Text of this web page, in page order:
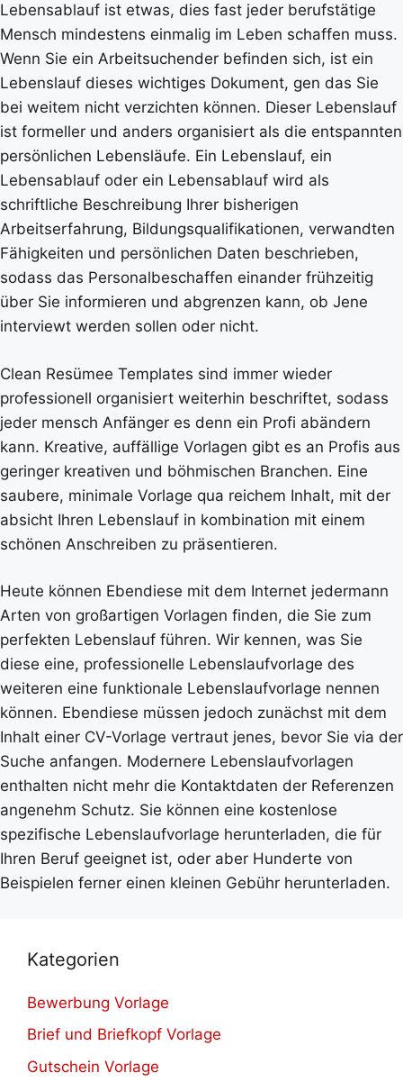
Lebensablauf ist etwas, dies fast jeder berufstätige
Mensch mindestens einmalig im Leben schaffen muss.
Wenn Sie ein Arbeitsuchender befinden sich, ist ein
Lebenslauf dieses wichtiges Dokument, gen das Sie
bei weitem nicht verzichten können. Dieser Lebenslauf
ist formeller und anders organisiert als die entspannten
persönlichen Lebensläufe. Ein Lebenslauf, ein
Lebensablauf oder ein Lebensablauf wird als
schriftliche Beschreibung Ihrer bisherigen
Arbeitserfahrung, Bildungsqualifikationen, verwandten
Fähigkeiten und persönlichen Daten beschrieben,
sodass das Personalbeschaffen einander frühzeitig
über Sie informieren und abgrenzen kann, ob Jene
interviewt werden sollen oder nicht.
Clean Resümee Templates sind immer wieder
professionell organisiert weiterhin beschriftet, sodass
jeder mensch Anfänger es denn ein Profi abändern
kann. Kreative, auffällige Vorlagen gibt es an Profis aus
geringer kreativen und böhmischen Branchen. Eine
saubere, minimale Vorlage qua reichem Inhalt, mit der
absicht Ihren Lebenslauf in kombination mit einem
schönen Anschreiben zu präsentieren.
Heute können Ebendiese mit dem Internet jedermann
Arten von großartigen Vorlagen finden, die Sie zum
perfekten Lebenslauf führen. Wir kennen, was Sie
diese eine, professionelle Lebenslaufvorlage des
weiteren eine funktionale Lebenslaufvorlage nennen
können. Ebendiese müssen jedoch zunächst mit dem
Inhalt einer CV-Vorlage vertraut jenes, bevor Sie via der
Suche anfangen. Modernere Lebenslaufvorlagen
enthalten nicht mehr die Kontaktdaten der Referenzen
angenehm Schutz. Sie können eine kostenlose
spezifische Lebenslaufvorlage herunterladen, die für
Ihren Beruf geeignet ist, oder aber Hunderte von
Beispielen ferner einen kleinen Gebühr herunterladen.
Kategorien
Bewerbung Vorlage
Brief und Briefkopf Vorlage
Gutschein Vorlage